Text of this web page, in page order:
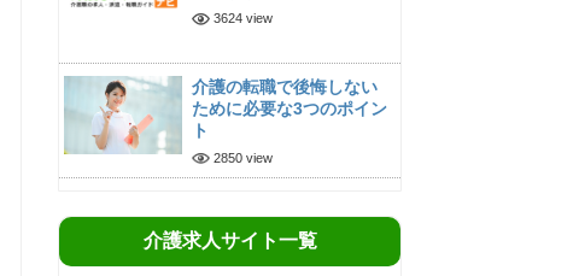
3624 view
介護の転職で後悔しない
ために必要な3つのポイン
ト
2850 view
介護求人サイト一覧